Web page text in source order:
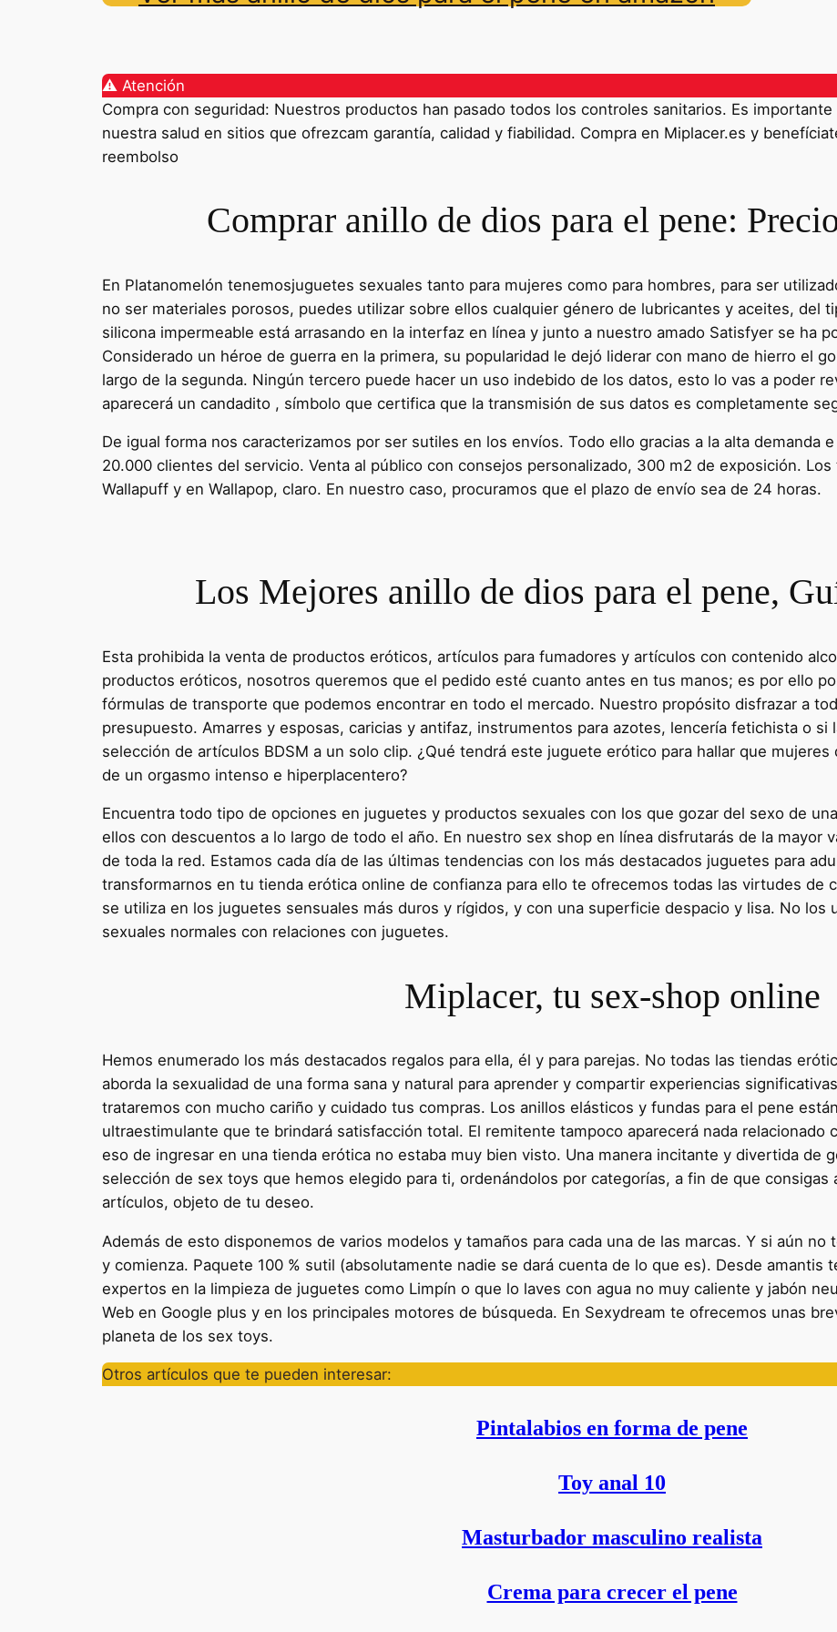
⚠️ Atención
Compra con seguridad: Nuestros productos han pasado todos los controles sanitarios. Es
nuestra salud en sitios que ofrezcam garantía, calidad y fiabilidad. Compra en Miplacer.es y
reembolso
Comprar anillo de dios para el pene:
En Platanomelón tenemosjuguetes sexuales tanto para mujeres como para hombres, para ser
no ser materiales porosos, puedes utilizar sobre ellos cualquier género de lubricantes y aceites, del
silicona impermeable está arrasando en la interfaz en línea y junto a nuestro amado Satisfyer se ha
Considerado un héroe de guerra en la primera, su popularidad le dejó liderar con mano de hierro el
largo de la segunda. Ningún tercero puede hacer un uso indebido de los datos, esto lo vas a poder
aparecerá un candadito , símbolo que certifica que la transmisión de sus datos es completamente
De igual forma nos caracterizamos por ser sutiles en los envíos. Todo ello gracias a la alta demanda
20.000 clientes del servicio. Venta al público con consejos personalizado, 300 m2 de exposición.
Wallapuff y en Wallapop, claro. En nuestro caso, procuramos que el plazo de envío sea de 24 horas.
Los Mejores anillo de dios para el pene,
Esta prohibida la venta de productos eróticos, artículos para fumadores y artículos con contenido
productos eróticos, nosotros queremos que el pedido esté cuanto antes en tus manos; es por ello
fórmulas de transporte que podemos encontrar en todo el mercado. Nuestro propósito disfrazar a
presupuesto. Amarres y esposas, caricias y antifaz, instrumentos para azotes, lencería fetichista o si
selección de artículos BDSM a un solo clip. ¿Qué tendrá este juguete erótico para hallar que
de un orgasmo intenso e hiperplacentero?
Encuentra todo tipo de opciones en juguetes y productos sexuales con los que gozar del sexo de
ellos con descuentos a lo largo de todo el año. En nuestro sex shop en línea disfrutarás de la mayor
de toda la red. Estamos cada día de las últimas tendencias con los más destacados juguetes para
transformarnos en tu tienda erótica online de confianza para ello te ofrecemos todas las virtudes de
se utiliza en los juguetes sensuales más duros y rígidos, y con una superficie despacio y lisa. No los
sexuales normales con relaciones con juguetes.
Miplacer, tu sex-shop online
Hemos enumerado los más destacados regalos para ella, él y para parejas. No todas las tiendas
aborda la sexualidad de una forma sana y natural para aprender y compartir experiencias
trataremos con mucho cariño y cuidado tus compras. Los anillos elásticos y fundas para el pene
ultraestimulante que te brindará satisfacción total. El remitente tampoco aparecerá nada relacionado
eso de ingresar en una tienda erótica no estaba muy bien visto. Una manera incitante y divertida de
selección de sex toys que hemos elegido para ti, ordenándolos por categorías, a fin de que consigas
artículos, objeto de tu deseo.
Además de esto disponemos de varios modelos y tamaños para cada una de las marcas. Y si aún
y comienza. Paquete 100 % sutil (absolutamente nadie se dará cuenta de lo que es). Desde amantis
expertos en la limpieza de juguetes como Limpín o que lo laves con agua no muy caliente y jabón
Web en Google plus y en los principales motores de búsqueda. En Sexydream te ofrecemos unas
planeta de los sex toys.
Otros artículos que te pueden interesar:
Pintalabios en forma de pene
Toy anal 10
Masturbador masculino realista
Crema para crecer el pene